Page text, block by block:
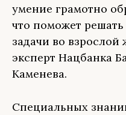
умение грамотно
что поможет
задачи во
эксперт Нацбанка
Каменева.
Специальных